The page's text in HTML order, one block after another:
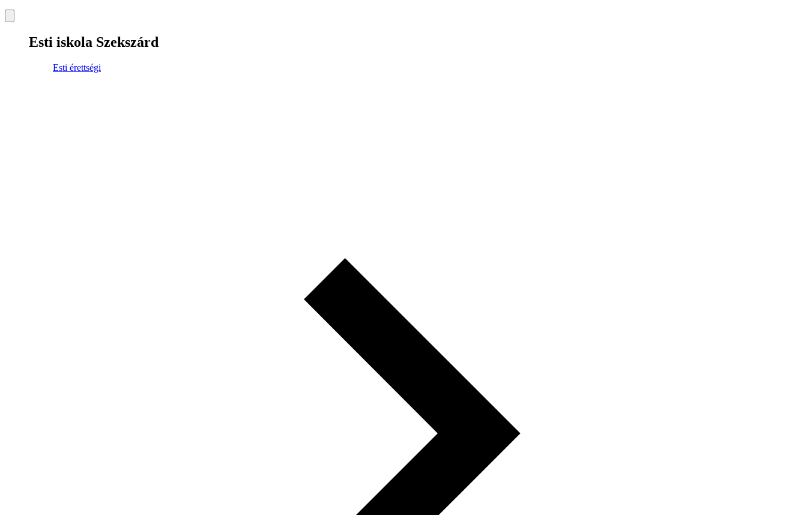
Esti iskola Szekszárd
Esti érettségi